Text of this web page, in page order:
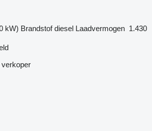
kW) Brandstof diesel Laadvermogen 1.430